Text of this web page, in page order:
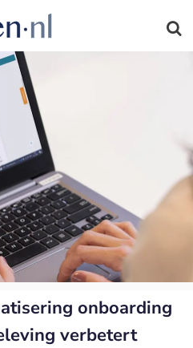
onboarding
verbetert